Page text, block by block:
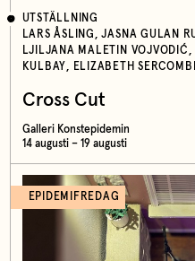
UTSTÄLLNING
LARS ÅSLING, JASNA GULAN
LJILJANA MALETIN
KULBAY, ELIZABETH
Cross Cut
Galleri Konstepidemin
14 augusti – 19 augusti
EPIDEMIFREDAG